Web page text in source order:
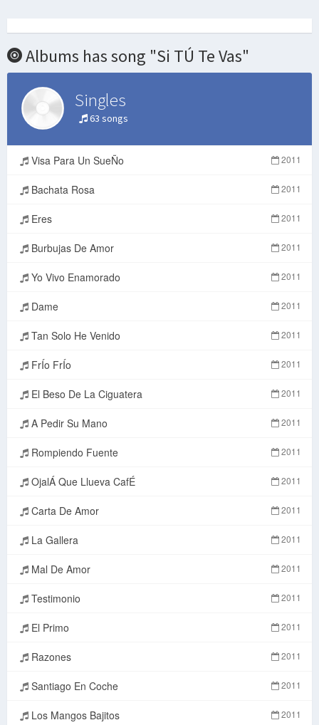
Albums has song "Si TÚ Te Vas"
Singles
63 songs
Visa Para Un SueÑo 2011
Bachata Rosa 2011
Eres 2011
Burbujas De Amor 2011
Yo Vivo Enamorado 2011
Dame 2011
Tan Solo He Venido 2011
FrÍo FrÍo 2011
El Beso De La Ciguatera 2011
A Pedir Su Mano 2011
Rompiendo Fuente 2011
OjalÁ Que Llueva CafÉ 2011
Carta De Amor 2011
La Gallera 2011
Mal De Amor 2011
Testimonio 2011
El Primo 2011
Razones 2011
Santiago En Coche 2011
Los Mangos Bajitos 2011